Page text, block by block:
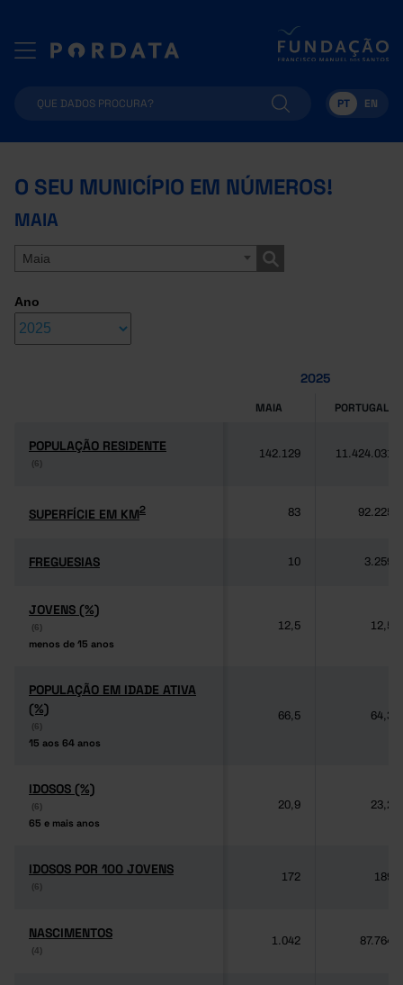
PT EN
O SEU MUNICÍPIO EM NÚMEROS!
MAIA
Maia
Ano
2025
MAIA PORTUGAL
POPULAÇÃO RESIDENTE
(6)
POPULAÇÃO RESIDENTE
(6)
142.129 11.424.031
SUPERFÍCIE EM KM2
SUPERFÍCIE EM KM2 83 92.225
FREGUESIAS
FREGUESIAS 10 3.259
JOVENS (%)
(6)
menos de 15 anos
JOVENS (%)
(6)
menos de 15 anos
12,5 12,5
POPULAÇÃO EM IDADE ATIVA
(%)
(6)
15 aos 64 anos
POPULAÇÃO EM IDADE ATIVA
(%)
(6)
15 aos 64 anos
66,5 64,3
IDOSOS (%)
(6)
65 e mais anos
IDOSOS (%)
(6)
65 e mais anos
20,9 23,2
IDOSOS POR 100 JOVENS
(6)
IDOSOS POR 100 JOVENS
(6)
172 189
NASCIMENTOS
(4)
NASCIMENTOS
(4)
1.042 87.764